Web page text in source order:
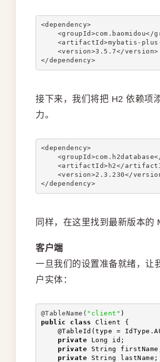
<dependency>
<groupId>com.baomidou</
<artifactId>mybatis-
<version>3.5.7</version>
</dependency>
接下来，我们将把 H2 依赖项
力。
<dependency>
<artifactId>h2</
<version>2.3.230</
</dependency>
同样，在这里找到最新版本的
客户端
一旦我们的设置准备就绪，让
户实体：
@TableName( "client" )
public
class Client {
@TableId(type =
private Long id;
private String
private String lastName;